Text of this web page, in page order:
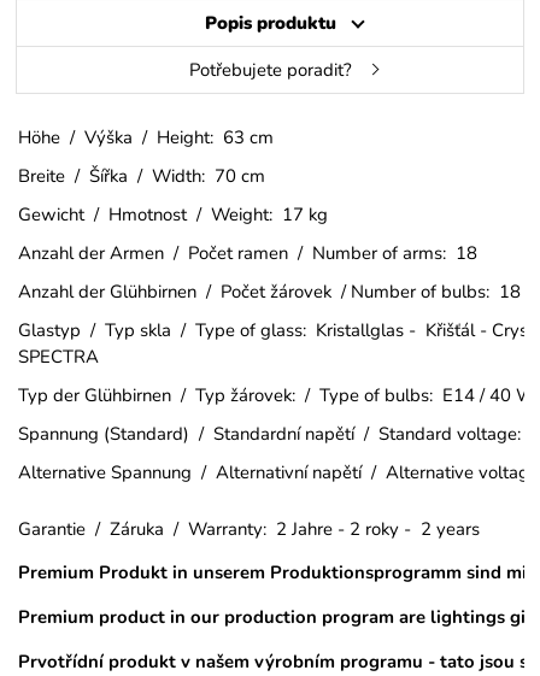
Popis produktu
Potřebujete poradit?
Höhe / Výška / Height: 63 cm
Breite / Šířka / Width: 70 cm
Gewicht / Hmotnost / Weight: 17 kg
Anzahl der Armen / Počet ramen / Number of arms: 18
Anzahl der Glühbirnen / Počet žárovek / Number of bulbs: 18
Glastyp / Typ skla / Type of glass: Kristallglas - Křišťál -
SPECTRA
Typ der Glühbirnen / Typ žárovek: / Type of bulbs: E14 / 40 W
Spannung (Standard) / Standardní napětí / Standard voltage:
Alternative Spannung / Alternativní napětí / Alternative
Garantie / Záruka / Warranty: 2 Jahre - 2 roky - 2 years
Premium Produkt in unserem Produktionsprogramm sind
Premium product in our production program are lightings
Prvotřídní produkt v našem výrobním programu - tato jsou